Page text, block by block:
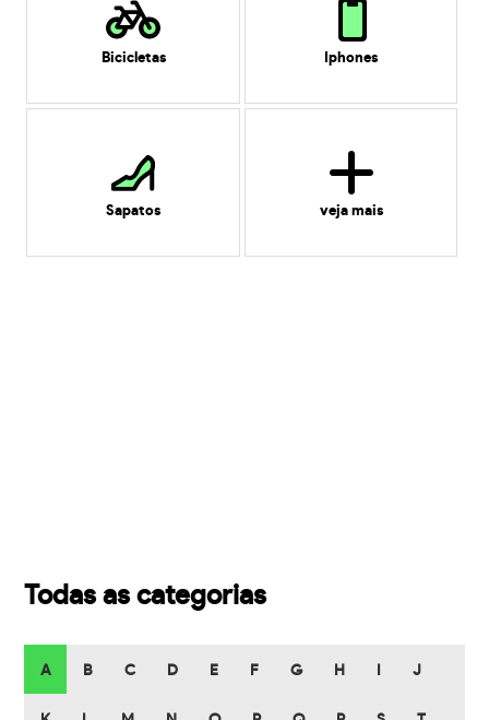
Bicicletas Iphones
Sapatos veja mais
Todas as categorias
A B C D E F G H J